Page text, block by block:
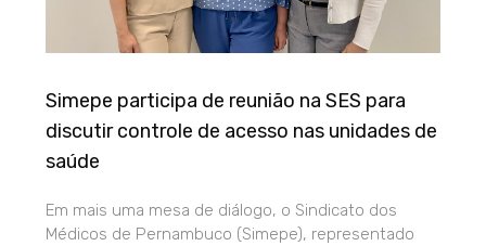
Simepe participa de reunião na SES para
discutir controle de acesso nas unidades de
saúde
Em mais uma mesa de diálogo, o Sindicato dos
Médicos de Pernambuco (Simepe), representado